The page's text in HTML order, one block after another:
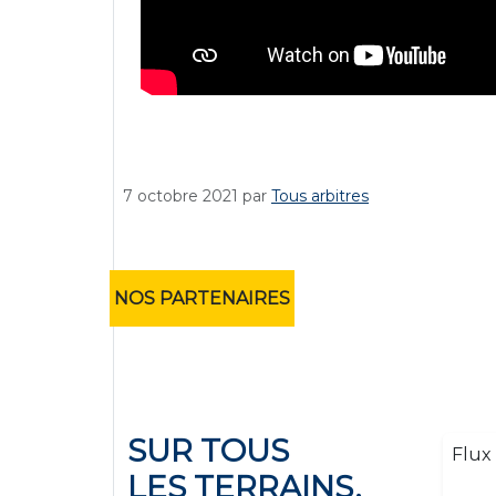
7 octobre 2021 par Tous arbitres
NOS PARTENAIRES
SUR TOUS
LES TERRAINS,
Flux